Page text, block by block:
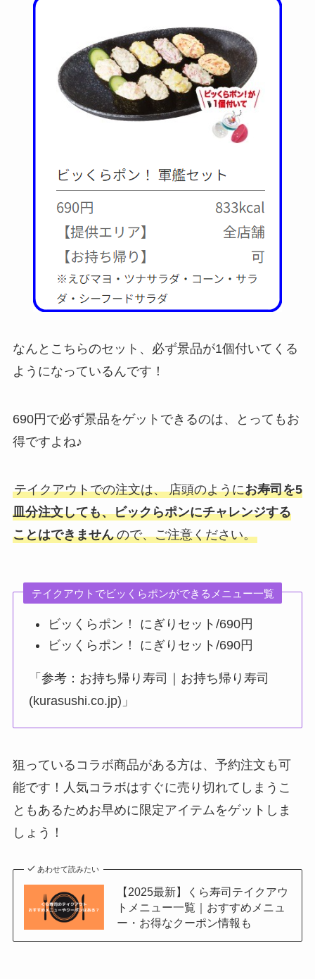
なんとこちらのセット、必ず景品が1個付いてくる
ようになっているんです！
690円で必ず景品をゲットできるのは、とってもお
得ですよね♪
テイクアウトでの注文は、 店頭のようにお寿司を5
皿分注文しても、ビックらポンにチャレンジする
ことはできません ので、ご注意ください。
テイクアウトでビッくらポンができるメニュー一覧
ビッくらポン！ にぎりセット/690円
ビッくらポン！ にぎりセット/690円
「参考：お持ち帰り寿司｜お持ち帰り寿司
(kurasushi.co.jp)」
狙っているコラボ商品がある方は、予約注文も可
能です！人気コラボはすぐに売り切れてしまうこ
ともあるためお早めに限定アイテムをゲットしま
しょう！
あわせて読みたい
【2025最新】くら寿司テイクアウ
トメニュー一覧｜おすすめメニュ
ー・お得なクーポン情報も